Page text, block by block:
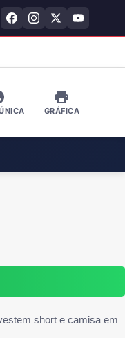
GRÁFICA
short e camisa em